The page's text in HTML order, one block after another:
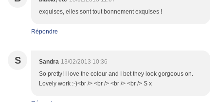
exquises, elles sont tout bonnement exquises !
Répondre
S Sandra 13/02/2013 10:36
So pretty! I love the colour and I bet they look gorgeous on.
Lovely work :-)<br /> <br /> <br /> <br /> S x